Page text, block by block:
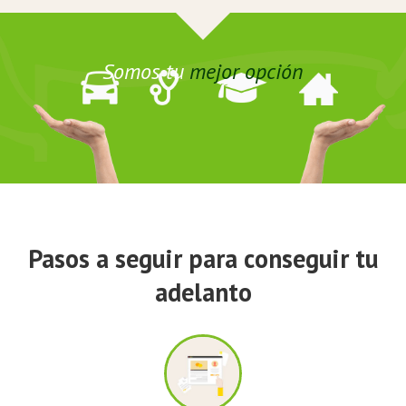
Somos tu mejor opción
Pasos a seguir para conseguir tu
adelanto